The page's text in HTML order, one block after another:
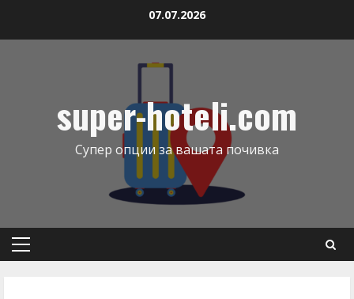
07.07.2026
super-hoteli.com
Супер опции за вашата почивка